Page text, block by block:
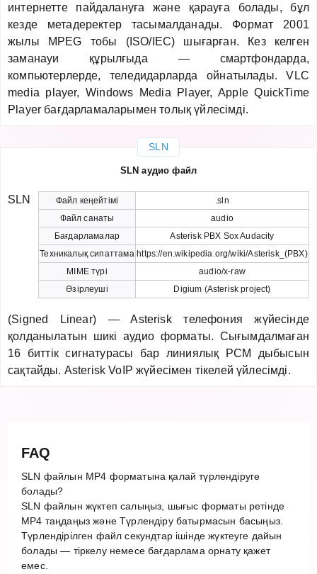
интернетте пайдалануға және қарауға болады, бұл
кезде метадеректер тасымалданады. Формат 2001
жылы MPEG тобы (ISO/IEC) шығарған. Кез келген
заманауи құрылғыда — смартфондарда,
компьютерлерде, теледидарларда ойнатылады. VLC
media player, Windows Media Player, Apple QuickTime
Player бағдарламаларымен толық үйлесімді.
SLN
SLN аудио файл
Файл кеңейтімі
.sln
Файл санаты
audio
Бағдарламалар
Asterisk PBX Sox Audacity
Техникалық сипаттама https://en.wikipedia.org/wiki/Asterisk_(PBX)
MIME түрі
audio/x-raw
Әзірлеуші
Digium (Asterisk project)
SLN
(Signed Linear) — Asterisk телефония жүйесінде
қолданылатын шикі аудио форматы. Сығымдалмаған
16 биттік сигнатурасы бар линиялық PCM дыбысын
сақтайды. Asterisk VoIP жүйесімен тікелей үйлесімді.
FAQ
SLN файлын MP4 форматына қалай түрлендіруге
болады?
SLN файлын жүктеп салыңыз, шығыс форматы ретінде
MP4 таңдаңыз және Түрлендіру батырмасын басыңыз.
Түрлендірілген файл секундтар ішінде жүктеуге дайын
болады — тіркелу немесе бағдарлама орнату қажет
емес.